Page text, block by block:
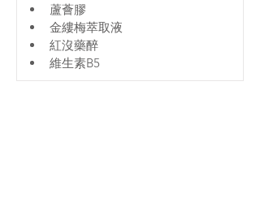
蘆薈膠
金縷梅萃取液
紅沒藥醉
維生素B5